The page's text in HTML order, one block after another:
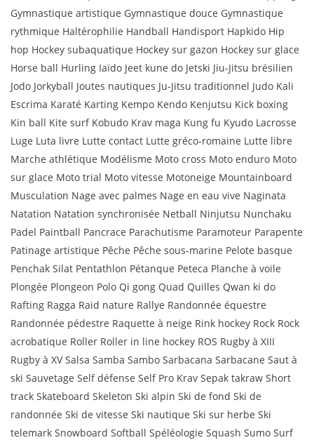
Gymnastique artistique Gymnastique douce Gymnastique
rythmique Haltérophilie Handball Handisport Hapkido Hip
hop Hockey subaquatique Hockey sur gazon Hockey sur glace
Horse ball Hurling Iaïdo Jeet kune do Jetski Jiu-Jitsu brésilien
Jodo Jorkyball Joutes nautiques Ju-Jitsu traditionnel Judo Kali
Escrima Karaté Karting Kempo Kendo Kenjutsu Kick boxing
Kin ball Kite surf Kobudo Krav maga Kung fu Kyudo Lacrosse
Luge Luta livre Lutte contact Lutte gréco-romaine Lutte libre
Marche athlétique Modélisme Moto cross Moto enduro Moto
sur glace Moto trial Moto vitesse Motoneige Mountainboard
Musculation Nage avec palmes Nage en eau vive Naginata
Natation Natation synchronisée Netball Ninjutsu Nunchaku
Padel Paintball Pancrace Parachutisme Paramoteur Parapente
Patinage artistique Pêche Pêche sous-marine Pelote basque
Penchak Silat Pentathlon Pétanque Peteca Planche à voile
Plongée Plongeon Polo Qi gong Quad Quilles Qwan ki do
Rafting Ragga Raid nature Rallye Randonnée équestre
Randonnée pédestre Raquette à neige Rink hockey Rock Rock
acrobatique Roller Roller in line hockey ROS Rugby à XIII
Rugby à XV Salsa Samba Sambo Sarbacana Sarbacane Saut à
ski Sauvetage Self défense Self Pro Krav Sepak takraw Short
track Skateboard Skeleton Ski alpin Ski de fond Ski de
randonnée Ski de vitesse Ski nautique Ski sur herbe Ski
telemark Snowboard Softball Spéléologie Squash Sumo Surf